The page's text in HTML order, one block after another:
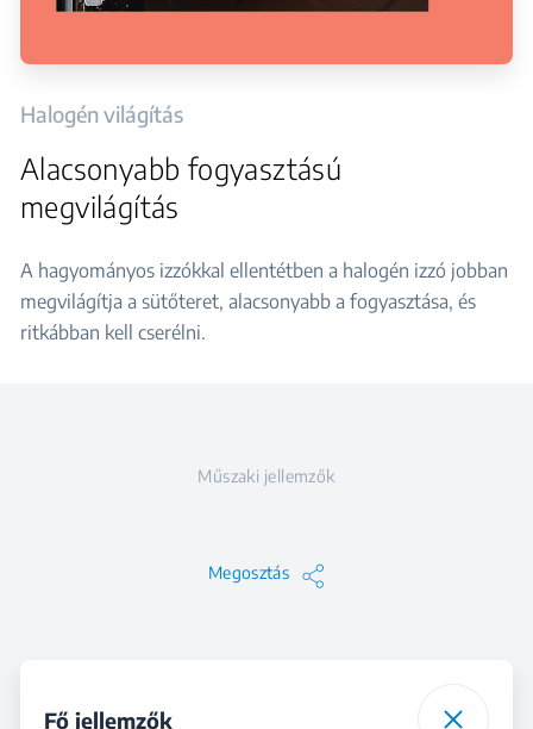
Halogén világítás
Alacsonyabb fogyasztású
megvilágítás
A hagyományos izzókkal ellentétben a halogén izzó jobban
megvilágítja a sütőteret, alacsonyabb a fogyasztása, és
ritkábban kell cserélni.
Műszaki jellemzők
Megosztás
Fő jellemzők